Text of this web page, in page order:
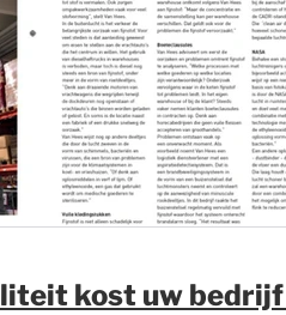
kost uw bedrijf